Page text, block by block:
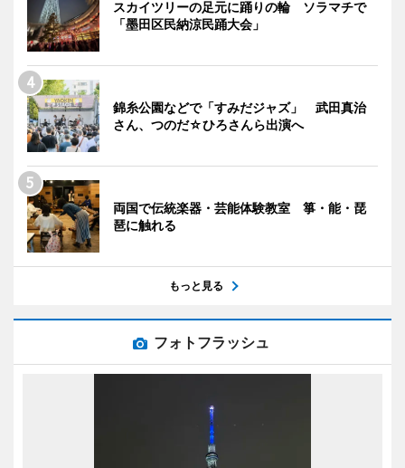
スカイツリーの足元に踊りの輪 ソラマチで
「墨田区民納涼民踊大会」
錦糸公園などで「すみだジャズ」 武田真治
さん、つのだ☆ひろさんら出演へ
両国で伝統楽器・芸能体験教室 箏・能・琵
琶に触れる
もっと見る
フォトフラッシュ